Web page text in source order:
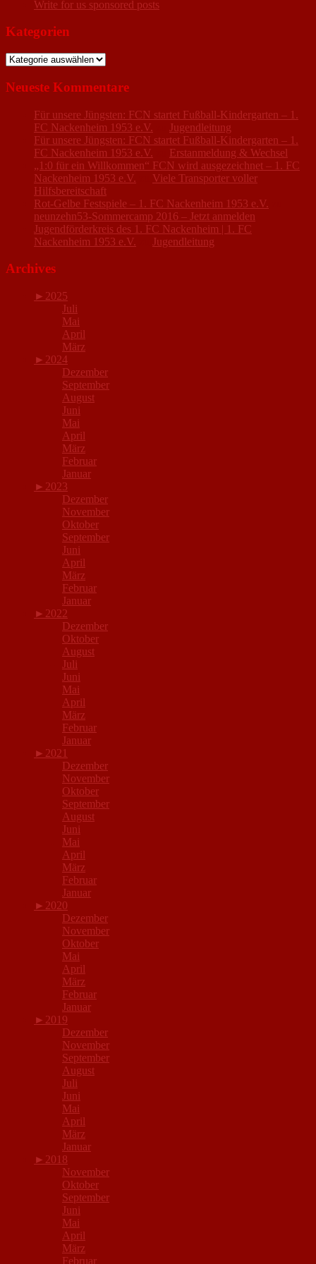
Write for us sponsored posts
Kategorien
Kategorien
Neueste Kommentare
Für unsere Jüngsten: FCN startet Fußball-Kindergarten – 1.
FC Nackenheim 1953 e.V.
Jugendleitung
Für unsere Jüngsten: FCN startet Fußball-Kindergarten – 1.
FC Nackenheim 1953 e.V.
Erstanmeldung & Wechsel
„1:0 für ein Willkommen“ FCN wird ausgezeichnet – 1. FC
Nackenheim 1953 e.V.
Viele Transporter voller
Hilfsbereitschaft
Rot-Gelbe Festspiele – 1. FC Nackenheim 1953 e.V.
neunzehn53-Sommercamp 2016 – Jetzt anmelden
Jugendförderkreis des 1. FC Nackenheim | 1. FC
Nackenheim 1953 e.V.
Jugendleitung
Archives
► 2025
Juli
Mai
April
März
► 2024
Dezember
September
August
Juni
Mai
April
März
Februar
Januar
► 2023
Dezember
November
Oktober
September
Juni
April
März
Februar
Januar
► 2022
Dezember
Oktober
August
Juli
Juni
Mai
April
März
Februar
Januar
► 2021
Dezember
November
Oktober
September
August
Juni
Mai
April
März
Februar
Januar
► 2020
Dezember
November
Oktober
Mai
April
März
Februar
Januar
► 2019
Dezember
November
September
August
Juli
Juni
Mai
April
März
Januar
► 2018
November
Oktober
September
Juni
Mai
April
März
Februar